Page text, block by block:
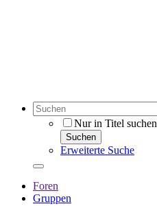
Nur in Titel suchen
Suchen
Erweiterte Suche
Foren
Gruppen